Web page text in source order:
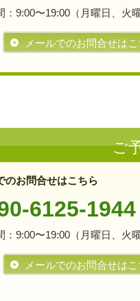
：9:00〜19:00（月曜日、火
メールでのお問合せはこ
ご
のお問合せはこちら
6125-1944
：9:00〜19:00（月曜日、火
メールでのお問合せはこ